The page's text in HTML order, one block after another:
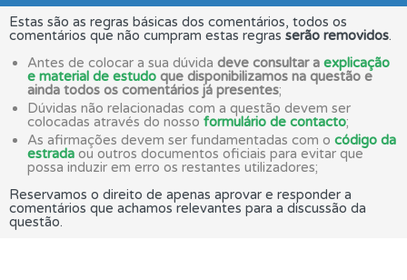
Estas são as regras básicas dos comentários, todos os
comentários que não cumpram estas regras serão removidos.
Antes de colocar a sua dúvida deve consultar a explicação
e material de estudo que disponibilizamos na questão e
ainda todos os comentários já presentes;
Dúvidas não relacionadas com a questão devem ser
colocadas através do nosso formulário de contacto;
As afirmações devem ser fundamentadas com o código da
estrada ou outros documentos oficiais para evitar que
possa induzir em erro os restantes utilizadores;
Reservamos o direito de apenas aprovar e responder a
comentários que achamos relevantes para a discussão da
questão.